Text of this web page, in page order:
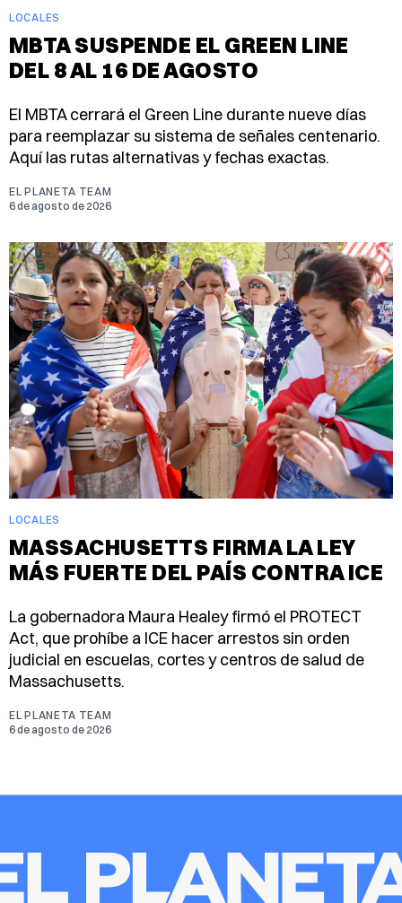
LOCALES
MBTA SUSPENDE EL GREEN LINE
DEL 8 AL 16 DE AGOSTO
El MBTA cerrará el Green Line durante nueve días
para reemplazar su sistema de señales centenario.
Aquí las rutas alternativas y fechas exactas.
EL PLANETA TEAM
6 de agosto de 2026
LOCALES
MASSACHUSETTS FIRMA LA LEY
MÁS FUERTE DEL PAÍS CONTRA ICE
La gobernadora Maura Healey firmó el PROTECT
Act, que prohíbe a ICE hacer arrestos sin orden
judicial en escuelas, cortes y centros de salud de
Massachusetts.
EL PLANETA TEAM
6 de agosto de 2026